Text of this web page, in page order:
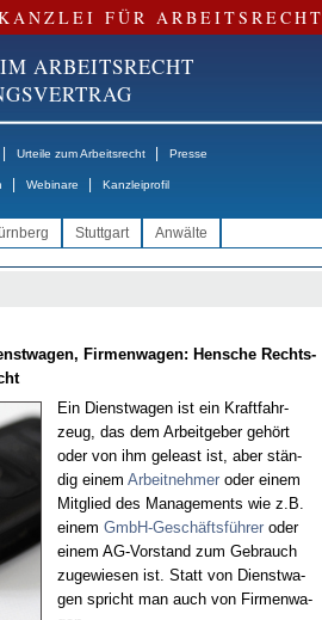
FÜR ARBEITSRECHT
ARBEITSRECHT
Urteile zum Arbeitsrecht Presse
Webinare Kanzleiprofil
Stuttgart Anwälte
Fir­men­wa­gen: Hen­sche Rechts­
Ein Dienst­wa­gen ist ein Kraft­fahr­
zeug, das dem Ar­beit­ge­ber ge­hört
oder von ihm ge­least ist, aber stän­
dig ei­nem Ar­beit­neh­meroder ei­nem
Mit­glied des Ma­nage­ments wie z.B.
ei­nem GmbH-Ge­schäfts­füh­reroder
ei­nem AG-Vor­stand zum Ge­brauch
zu­ge­wie­sen ist. Statt von Dienst­wa­
gen spricht man auch von Fir­men­wa­